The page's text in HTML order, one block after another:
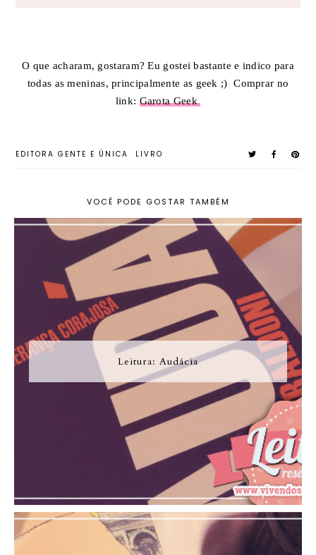
O que acharam, gostaram? Eu gostei bastante e indico para
todas as meninas, principalmente as geek ;) Comprar no
link: Garota Geek
EDITORA GENTE E ÚNICA LIVRO
VOCÊ PODE GOSTAR TAMBÉM
Leitura: Audácia